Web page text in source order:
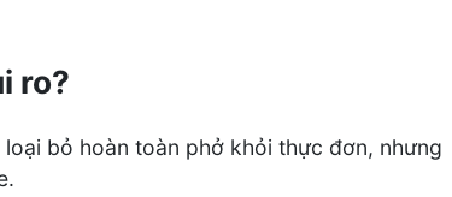
ro?
bỏ hoàn toàn phở khỏi thực đơn, nhưng